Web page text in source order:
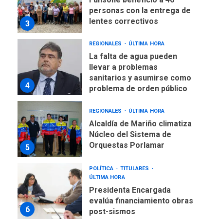
3
personas con la entrega de
lentes correctivos
4
REGIONALES ÚLTIMA HORA
La falta de agua pueden
llevar a problemas
sanitarios y asumirse como
problema de orden público
5
REGIONALES ÚLTIMA HORA
Alcaldía de Mariño climatiza
Núcleo del Sistema de
Orquestas Porlamar
6
POLÍTICA
TITULARES
ÚLTIMA HORA
Presidenta Encargada
evalúa financiamiento obras
post-sismos